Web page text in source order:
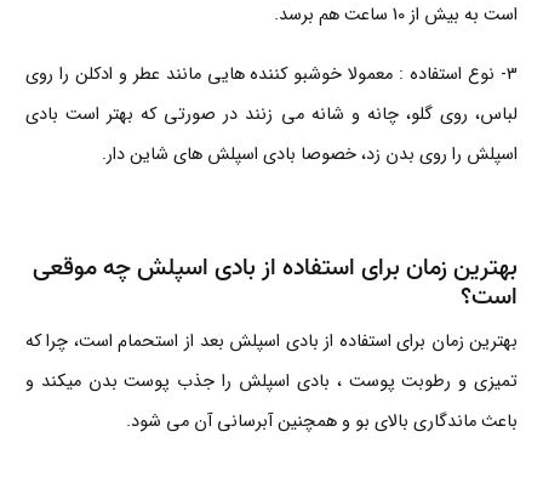
است به بیش از 10 ساعت هم برسد.
3- نوع استفاده: معمولا خوشبو کننده هایی مانند عطر و ادکلن را روی
لباس، روی گلو، چانه و شانه می زنند در صورتی که بهتر است بادی
اسپلش را روی بدن زد، خصوصا بادی اسپلش های شاین دار.
بهترین زمان برای استفاده از بادی اسپلش چه موقعی
است؟
بهترین زمان برای استفاده از بادی اسپلش بعد از استحمام است، چرا که
تمیزی و رطوبت پوست ، بادی اسپلش را جذب پوست بدن میکند و
باعث ماندگاری بالای بو و همچنین آبرسانی آن می شود.